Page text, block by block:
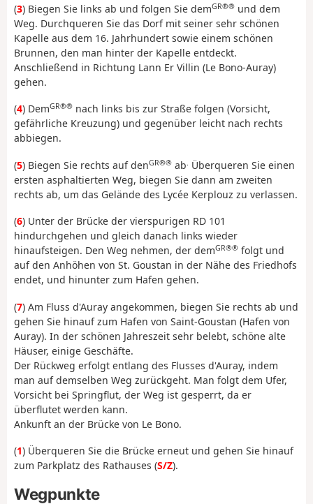
(3) Biegen Sie links ab und folgen Sie demGR®® und dem
Weg. Durchqueren Sie das Dorf mit seiner sehr schönen
Kapelle aus dem 16. Jahrhundert sowie einem schönen
Brunnen, den man hinter der Kapelle entdeckt.
Anschließend in Richtung Lann Er Villin (Le Bono-Auray)
gehen.
(4) DemGR®® nach links bis zur Straße folgen (Vorsicht,
gefährliche Kreuzung) und gegenüber leicht nach rechts
abbiegen.
(5) Biegen Sie rechts auf denGR®® ab Überqueren Sie einen
ersten asphaltierten Weg, biegen Sie dann am zweiten
rechts ab, um das Gelände des Lycée Kerplouz zu verlassen.
(6) Unter der Brücke der vierspurigen RD 101
hindurchgehen und gleich danach links wieder
hinaufsteigen. Den Weg nehmen, der demGR®® folgt und
auf den Anhöhen von St. Goustan in der Nähe des Friedhofs
endet, und hinunter zum Hafen gehen.
(7) Am Fluss d'Auray angekommen, biegen Sie rechts ab und
gehen Sie hinauf zum Hafen von Saint-Goustan (Hafen von
Auray). In der schönen Jahreszeit sehr belebt, schöne alte
Häuser, einige Geschäfte.
Der Rückweg erfolgt entlang des Flusses d'Auray, indem
man auf demselben Weg zurückgeht. Man folgt dem Ufer,
Vorsicht bei Springflut, der Weg ist gesperrt, da er
überflutet werden kann.
Ankunft an der Brücke von Le Bono.
(1) Überqueren Sie die Brücke erneut und gehen Sie hinauf
zum Parkplatz des Rathauses (S/Z).
Wegpunkte